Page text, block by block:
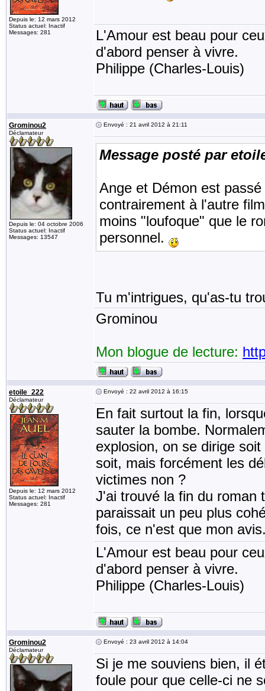
Depuis le: 12 mars 2012
Status actuel: Inactif
Messages: 281
L'Amour est beau pour
d'abord penser à vivre.
Philippe (Charles-Louis)
Grominou2
Déclamateur
Depuis le: 04 octobre 2006
Status actuel: Inactif
Messages: 13547
Envoyé : 21 avril 2012 à 21:11
Message posté par
Ange et Démon est
contrairement à l'autre
moins "loufoque" que le
personnel.
Tu m'intrigues, qu'as-tu
Grominou
Mon blogue de lecture:
etoile_222
Déclamateur
Depuis le: 12 mars 2012
Status actuel: Inactif
Messages: 281
Envoyé : 22 avril 2012 à 16:15
En fait surtout la fin,
sauter la bombe.
explosion, on se dirige
soit, mais forcément les
victimes non ?
J'ai trouvé la fin du roman
paraissait un peu plus
fois, ce n'est que mon
L'Amour est beau pour
d'abord penser à vivre.
Philippe (Charles-Louis)
Grominou2
Déclamateur
Envoyé : 23 avril 2012 à 14:04
Si je me souviens bien, il
foule pour que celle-ci ne